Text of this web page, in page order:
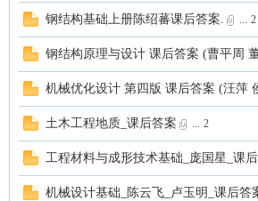
钢结构基础上册陈绍蕃课后答案. ... 2
钢结构原理与设计 课后答案 (曹平周
机械优化设计 第四版 课后答案 (汪萍
土木工程地质_课后答案 ... 2
工程材料与成形技术基础_庞国星_课
机械设计基础_陈云飞_卢玉明_课后答